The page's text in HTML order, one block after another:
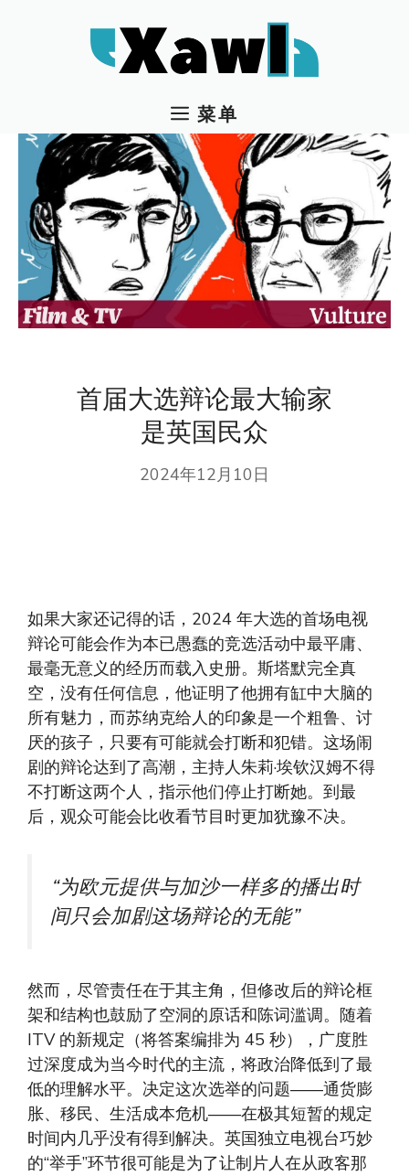
菜单
首届大选辩论最大输家
是英国民众
2024年12月10日
如果大家还记得的话，2024 年大选的首场电视
辩论可能会作为本已愚蠢的竞选活动中最平庸、
最毫无意义的经历而载入史册。斯塔默完全真
空，没有任何信息，他证明了他拥有缸中大脑的
所有魅力，而苏纳克给人的印象是一个粗鲁、讨
厌的孩子，只要有可能就会打断和犯错。这场闹
剧的辩论达到了高潮，主持人朱莉·埃钦汉姆不得
不打断这两个人，指示他们停止打断她。到最
后，观众可能会比收看节目时更加犹豫不决。
“为欧元提供与加沙一样多的播出时
间只会加剧这场辩论的无能”
然而，尽管责任在于其主角，但修改后的辩论框
架和结构也鼓励了空洞的原话和陈词滥调。随着
ITV 的新规定（将答案编排为 45 秒），广度胜
过深度成为当今时代的主流，将政治降低到了最
低的理解水平。决定这次选举的问题——通货膨
胀、移民、生活成本危机——在极其短暂的规定
时间内几乎没有得到解决。英国独立电视台巧妙
的“举手”环节很可能是为了让制片人在从政客那